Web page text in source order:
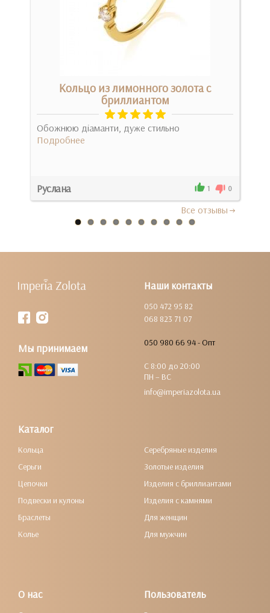
Кольцо из лимонного золота с
бриллиантом
Обожнюю діаманти, дуже стильно
Подробнее
Руслана 1 0
Все отзывы
Наши контакты
050 472 95 82
068 823 71 07
050 980 66 94 - Опт
С 8:00 до 20:00
ПН – ВС
info@imperiazolota.ua
Мы принимаем
Каталог
Кольца
Серьги
Цепочки
Подвески и кулоны
Браслеты
Колье
Серебряные изделия
Золотые изделия
Изделия с бриллиантами
Изделия с камнями
Для женщин
Для мужчин
О нас Пользователь